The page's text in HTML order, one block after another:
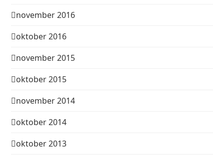
november 2016
oktober 2016
november 2015
oktober 2015
november 2014
oktober 2014
oktober 2013